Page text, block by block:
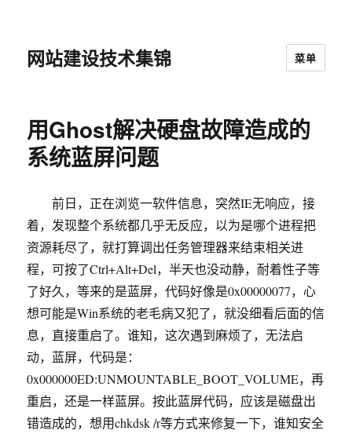
网站建设技术集锦 菜单
用Ghost解决硬盘故障造成的
系统蓝屏问题
前日，正在浏览一软件信息，突然IE无响应，接
着，发现整个系统都几乎无反应，以为是哪个进程把
资源耗尽了，就打算调出任务管理器来结束相关进
程，可按了Ctrl+Alt+Del，半天也没动静，耐着性子等
了好久，等来的是蓝屏，代码好像是0x00000077，心
想可能是Win系统的老毛病又犯了，就没细看后面的信
息，直接重启了。谁知，这次遇到麻烦了，无法启
动，蓝屏，代码是：
0x000000ED:UNMOUNTABLE_BOOT_VOLUME，再
重启，还是一样蓝屏。按此蓝屏代码，应该是磁盘出
错造成的，想用chkdsk /r等方式来修复一下，谁知安全